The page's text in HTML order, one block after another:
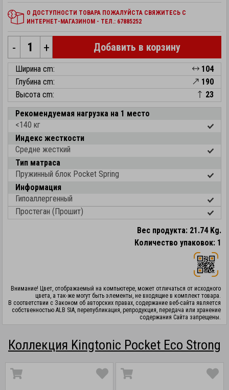
О ДОСТУПНОСТИ ТОВАРА ПОЖАЛУЙСТА СВЯЖИТЕСЬ С
ИНТЕРНЕТ-МАГАЗИНОМ - ТЕЛ.: 67885252
- + Добавить в корзину
Ширина cm:
104
Глубина cm:
190
Высота cm:
23
Рекомендуемая нагрузка на 1 место
<140 кг
Индекс жесткости
Средне жесткий
Тип матраса
Пружинный блок Pocket Spring
Информация
Гипоаллергенный
Простеган (Прошит)
Вес продукта: 21.74 Kg.
Количество упаковок: 1
Внимание! Цвет, отображаемый на компьютере, может отличаться от исходного
цвета, а так-же могут быть элементы, не входящие в комплект товара.
В соответствии с Законом об авторских правах, содержание веб-сайта является
собственностью ALB SIA, перепубликация, репродукция, передача или хранение
содержания Сайта запрещены.
Коллекция Kingtonic Pocket Eco Strong